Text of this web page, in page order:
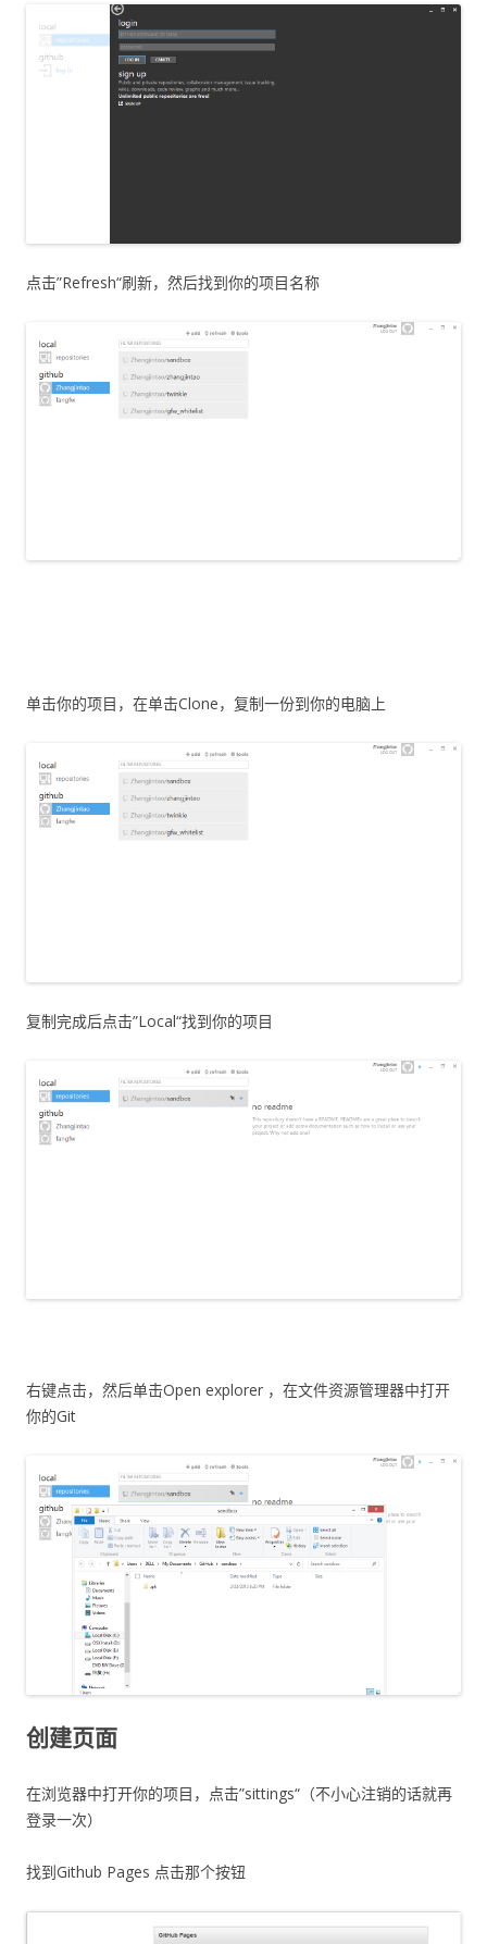
点击”Refresh“刷新，然后找到你的项目名称
单击你的项目，在单击Clone，复制一份到你的电脑上
复制完成后点击”Local“找到你的项目
右键点击，然后单击Open explorer ，在文件资源管理器中打开
你的Git
创建页面
在浏览器中打开你的项目，点击”sittings“（不小心注销的话就再
登录一次）
找到Github Pages 点击那个按钮